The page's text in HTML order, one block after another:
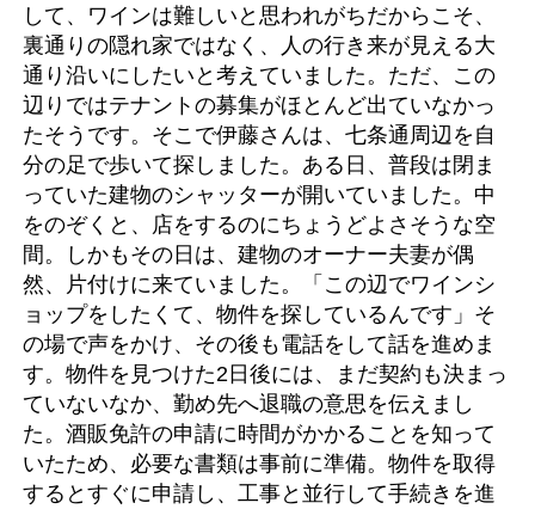
して、ワインは難しいと思われがちだからこそ、
裏通りの隠れ家ではなく、人の行き来が見える大
通り沿いにしたいと考えていました。ただ、この
辺りではテナントの募集がほとんど出ていなかっ
たそうです。そこで伊藤さんは、七条通周辺を自
分の足で歩いて探しました。ある日、普段は閉ま
っていた建物のシャッターが開いていました。中
をのぞくと、店をするのにちょうどよさそうな空
間。しかもその日は、建物のオーナー夫妻が偶
然、片付けに来ていました。「この辺でワインシ
ョップをしたくて、物件を探しているんです」そ
の場で声をかけ、その後も電話をして話を進めま
す。物件を見つけた2日後には、まだ契約も決まっ
ていないなか、勤め先へ退職の意思を伝えまし
た。酒販免許の申請に時間がかかることを知って
いたため、必要な書類は事前に準備。物件を取得
するとすぐに申請し、工事と並行して手続きを進